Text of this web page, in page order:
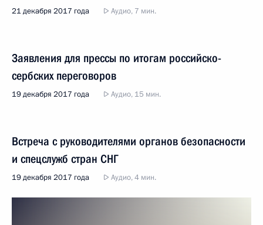
21 декабря 2017 года Аудио, 7 мин.
Заявления для прессы по итогам российско-
сербских переговоров
19 декабря 2017 года Аудио, 15 мин.
Встреча с руководителями органов безопасности
и спецслужб стран СНГ
19 декабря 2017 года Аудио, 4 мин.